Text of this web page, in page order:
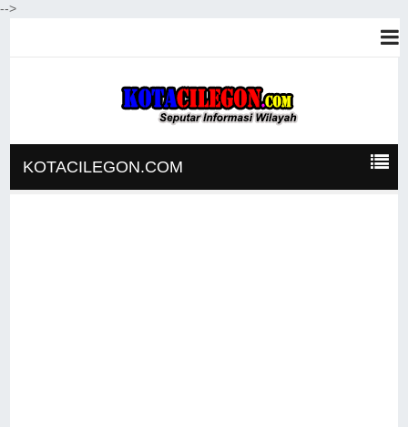
-->
KOTACILEGON.COM